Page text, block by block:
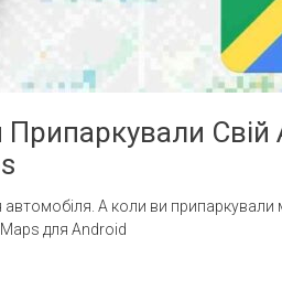
Свій
А коли ви припаркували
для Android